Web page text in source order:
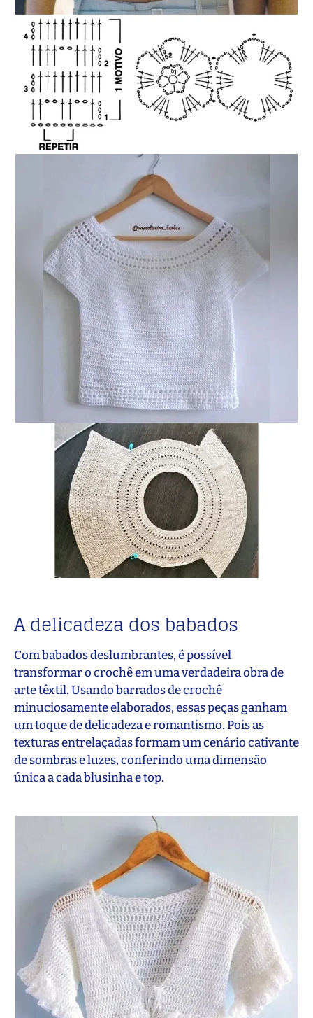
A delicadeza dos babados
Com babados deslumbrantes, é possível
transformar o crochê em uma verdadeira obra de
arte têxtil. Usando barrados de crochê
minuciosamente elaborados, essas peças ganham
um toque de delicadeza e romantismo. Pois as
texturas entrelaçadas formam um cenário cativante
de sombras e luzes, conferindo uma dimensão
única a cada blusinha e top.